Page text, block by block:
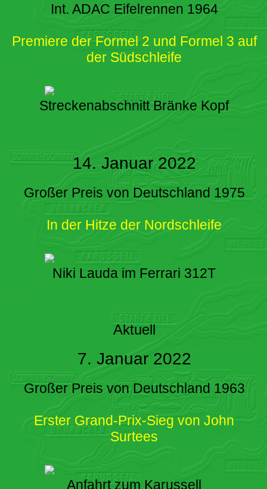
Int. ADAC Eifelrennen 1964
Premiere der Formel 2 und Formel 3 auf
der Südschleife
Streckenabschnitt Bränke Kopf
14. Januar 2022
Großer Preis von Deutschland 1975
In der Hitze der Nordschleife
Niki Lauda im Ferrari 312T
Aktuell
7. Januar 2022
Großer Preis von Deutschland 1963
Erster Grand-Prix-Sieg von John
Surtees
Anfahrt zum Karussell